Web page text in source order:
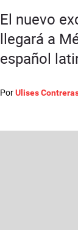
PorUlises
El nuevo
llegará a
español